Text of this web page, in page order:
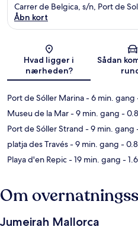
Carrer de Belgica, s/n, Port de
Åbn kort
Hvad ligger i
nærheden?
Sådan
Port de Sóller Marina- 6 min. gang
Museu de la Mar- 9 min. gang -
Port de Sóller Strand - 9 min. gang
platja des Través- 9 min. gang -
Playa d'en Repic- 19 min. gang -
Om
Jumeirah Mallorca